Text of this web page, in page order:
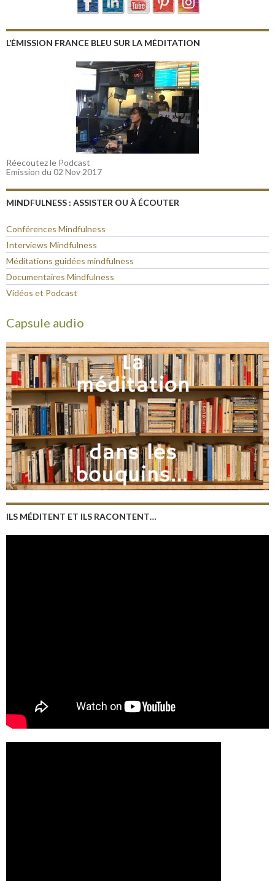
L’ÉMISSION FRANCE BLEU SUR LA MÉDITATION
Réecoutez le Podcast
Emission du 02 Nov 2017
MINDFULNESS : ASSISTER OU À ÉCOUTER
Conférences Mindfulness
Interviews Mindfulness
Méditations guidées mindfulness
Documentaires Mindfulness
Vidéos et Podcast
Capsule audio
ILS MÉDITENT ET ILS RACONTENT…